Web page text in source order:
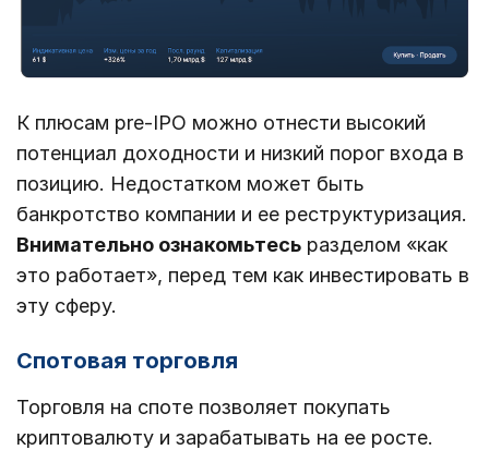
К плюсам pre-IPO можно отнести высокий
потенциал доходности и низкий порог входа в
позицию. Недостатком может быть
банкротство компании и ее реструктуризация.
Внимательно ознакомьтесь разделом «как
это работает», перед тем как инвестировать в
эту сферу.
Спотовая торговля
Торговля на споте позволяет покупать
криптовалюту и зарабатывать на ее росте.